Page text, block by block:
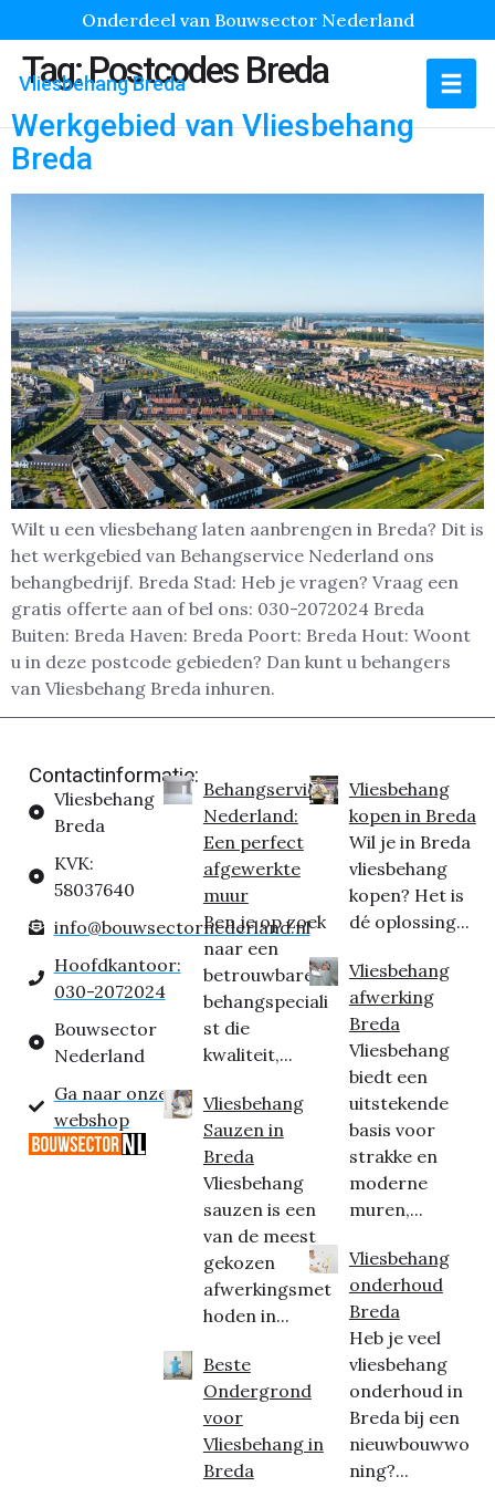
Onderdeel van Bouwsector Nederland
Vliesbehang Breda
Tag:Postcodes Breda
Werkgebied van Vliesbehang
Breda
Wilt u een vliesbehang laten aanbrengen in Breda? Dit is
het werkgebied van Behangservice Nederland ons
behangbedrijf. Breda Stad: Heb je vragen? Vraag een
gratis offerte aan of bel ons: 030-2072024 Breda
Buiten: Breda Haven: Breda Poort: Breda Hout: Woont
u in deze postcode gebieden? Dan kunt u behangers
van Vliesbehang Breda inhuren.
Contactinformatie:
Vliesbehang
Breda
KVK:
58037640
info@bouwsectornederland.nl
Hoofdkantoor:
030-2072024
Bouwsector
Nederland
Ga naar onze
webshop
Behangservice
Nederland:
Een perfect
afgewerkte
muur
Ben je op zoek
naar een
betrouwbare
behangspeciali
st die
kwaliteit,...
Vliesbehang
Sauzen in
Breda
Vliesbehang
sauzen is een
van de meest
gekozen
afwerkingsmet
hoden in...
Beste
Ondergrond
voor
Vliesbehang in
Breda
Vliesbehang
kopen in Breda
Wil je in Breda
vliesbehang
kopen? Het is
dé oplossing...
Vliesbehang
afwerking
Breda
Vliesbehang
biedt een
uitstekende
basis voor
strakke en
moderne
muren,...
Vliesbehang
onderhoud
Breda
Heb je veel
vliesbehang
onderhoud in
Breda bij een
nieuwbouwwo
ning?...